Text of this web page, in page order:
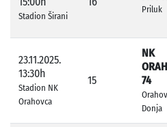
Stadion Širani
Priluk
23.11.2025.
13:30h
Stadion NK
Orahovca
15
NK
74
Donja